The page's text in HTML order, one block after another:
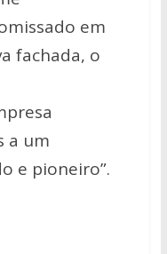
em
fachada, o
a um
e pioneiro”.